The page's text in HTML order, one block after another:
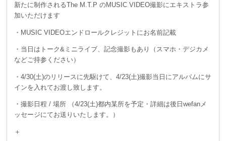
新たに制作されるThe M.T.P のMUSIC VIDEO撮影にエキストラ参
加いただけます
・MUSIC VIDEOエンドロールクレジットにお名前記載
・当日はトーク&ミニライブ、記念撮影もあり（スマホ・デジカメ
などご持参ください）
・4/30(土)のリリースに先駆けて、4/23(土)撮影当日にアルバムにサ
インを入れてお渡し致します。
・撮影日程 / 場所 （4/23(土)都内某所を予定・詳細は後日wefanメ
ッセージにてお送りいたします。）
＋